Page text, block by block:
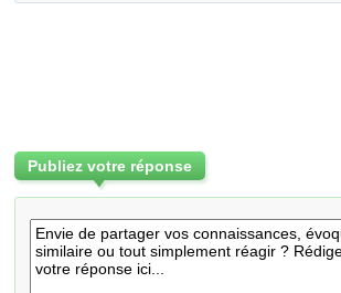
Publiez votre réponse